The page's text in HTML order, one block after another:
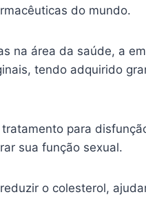
do mundo.
na área da saúde, a
tendo adquirido
para
sua função sexual.
o colesterol,